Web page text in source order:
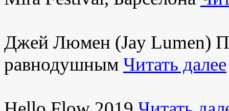
Джей Люмен (Jay Lumen)
равнодушным Читать далее